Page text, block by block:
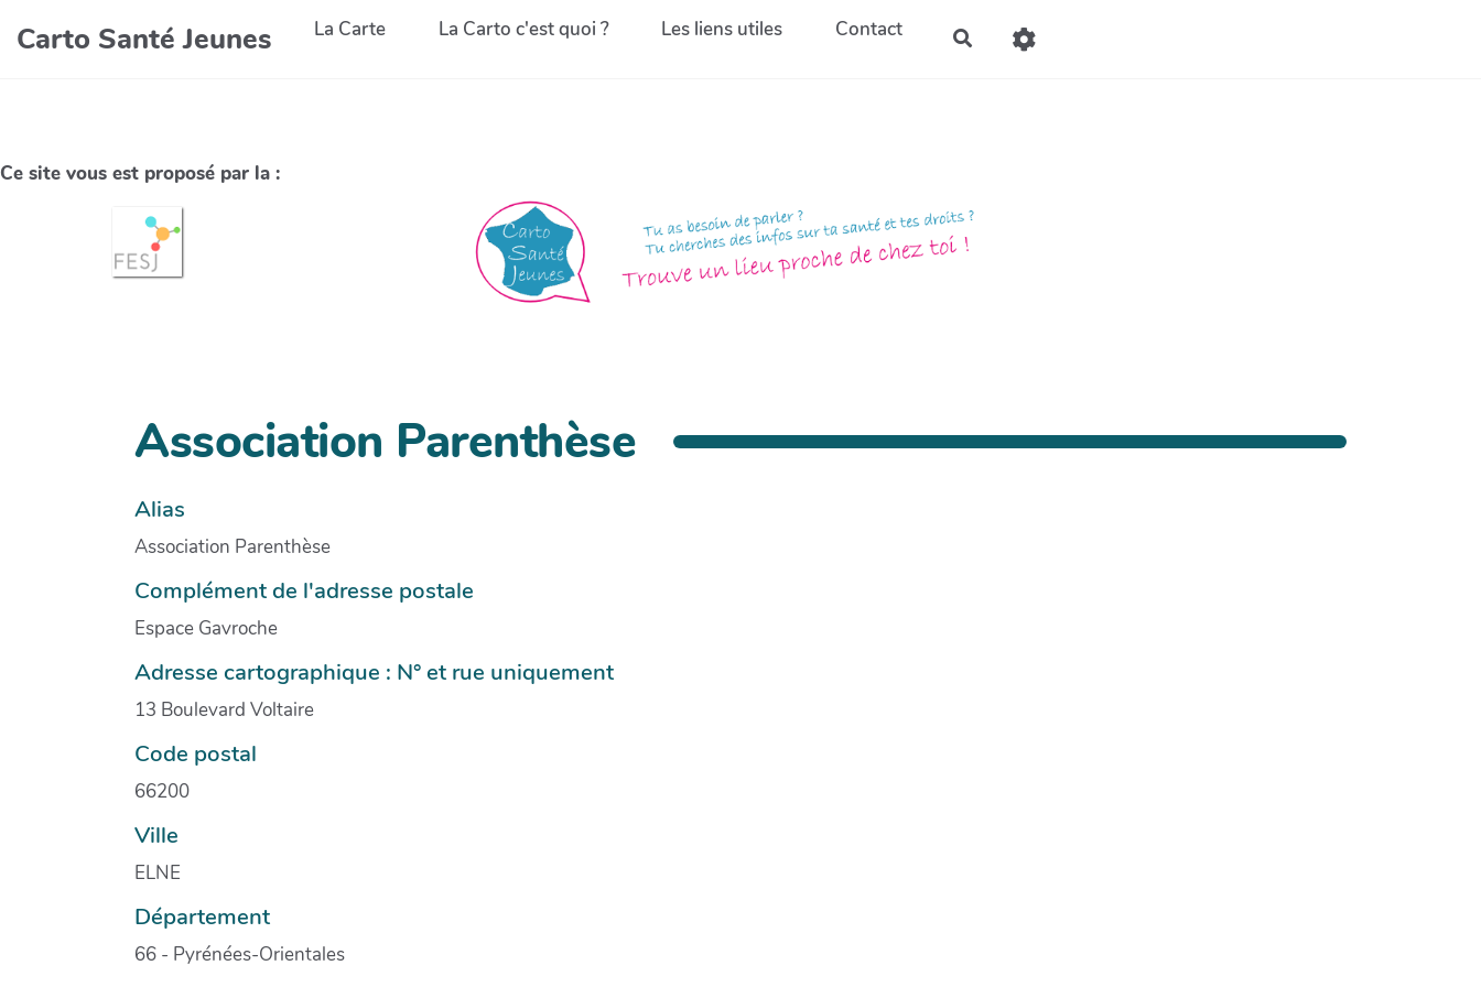
Carto Santé Jeunes La Carte La Carto c'est quoi ? Les liens utiles Contact
Ce site vous est proposé par la :
Association Parenthèse
Alias
Association Parenthèse
Complément de l'adresse postale
Espace Gavroche
Adresse cartographique : N° et rue uniquement
13 Boulevard Voltaire
Code postal
66200
Ville
ELNE
Département
66 - Pyrénées-Orientales